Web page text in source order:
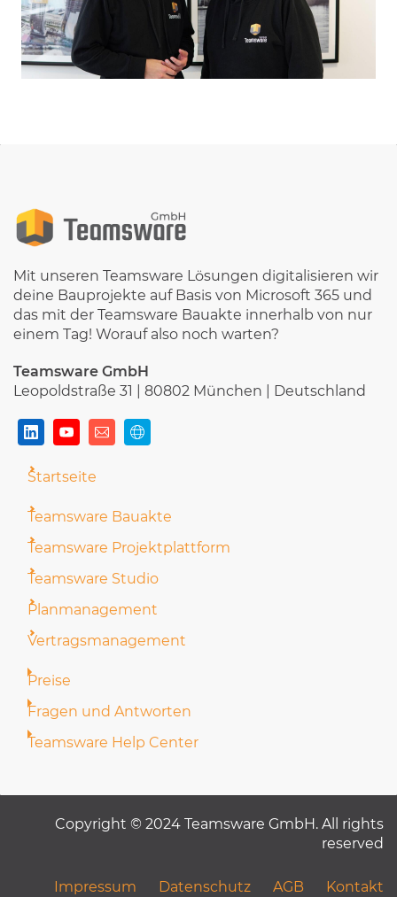
Mit unseren Teamsware Lösungen digitalisieren wir
deine Bauprojekte auf Basis von Microsoft 365 und
das mit der Teamsware Bauakte innerhalb von nur
einem Tag! Worauf also noch warten?
Teamsware GmbH
Leopoldstraße 31 | 80802 München | Deutschland
Startseite
Teamsware Bauakte
Teamsware Projektplattform
Teamsware Studio
Planmanagement
Vertragsmanagement
Preise
Fragen und Antworten
Teamsware Help Center
Copyright © 2024 Teamsware GmbH. All rights
reserved
Impressum Datenschutz AGB Kontakt